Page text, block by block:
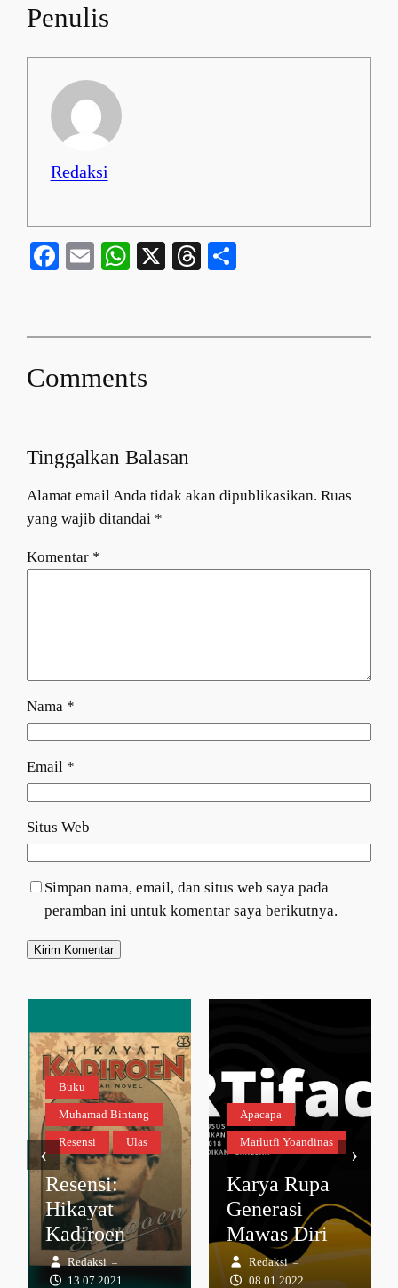
Penulis
Redaksi
Facebook
EmailWhatsApp
X Threads
Comments
Tinggalkan Balasan
Alamat email Anda tidak akan dipublikasikan. Ruas
yang wajib ditandai *
Komentar *
Nama *
Email *
Situs Web
Simpan nama, email, dan situs web saya pada
peramban ini untuk komentar saya berikutnya.
Buku
Muhamad Bintang
Resensi Ulas
Resensi:
Hikayat
Kadiroen
Redaksi –
13.07.2021
Apacapa
Marlutfi Yoandinas
Karya Rupa
Generasi
Mawas Diri
Redaksi –
08.01.2022
‹ ›